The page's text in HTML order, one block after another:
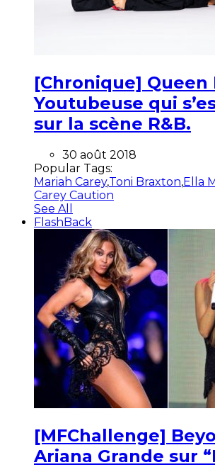
[Chronique] Queen
Youtubeuse qui
sur la scène R&B.
30 août 2018
Popular Tags:
Mariah Carey,Toni Braxton,Ella
Carey Caution
See All
FlashBack
[MFChallenge]
Ariana Grande sur